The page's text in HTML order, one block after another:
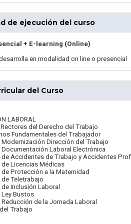
de ejecución del curso
+ E-learning (Online)
en modalidad on line o presencial
del Curso
LABORAL
del Derecho del Trabajo
Fundamentales del Trabajador
Modernización Dirección del Trabajo
Documentación Laboral Electrónica
de Accidentes de Trabajo y Accidentes
de Licencias Médicas
de Protección a la Maternidad
de Teletrabajo
de Inclusión Laboral
Ley Bustos
Reducción de la Jornada Laboral
Trabajo